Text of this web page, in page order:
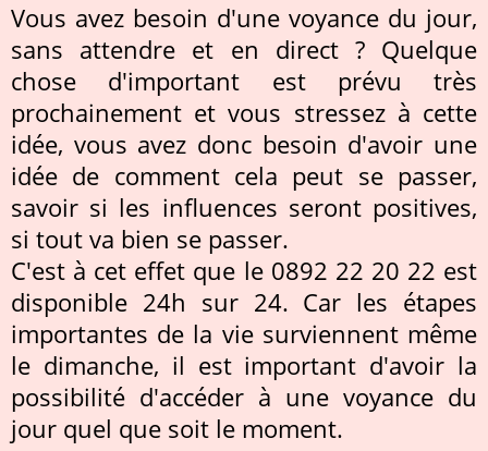
Vous avez besoin d'une voyance du jour,
sans attendre et en direct ? Quelque
chose d'important est prévu très
prochainement et vous stressez à cette
idée, vous avez donc besoin d'avoir une
idée de comment cela peut se passer,
savoir si les influences seront positives,
si tout va bien se passer.
C'est à cet effet que le 0892 22 20 22 est
disponible 24h sur 24. Car les étapes
importantes de la vie surviennent même
le dimanche, il est important d'avoir la
possibilité d'accéder à une voyance du
jour quel que soit le moment.